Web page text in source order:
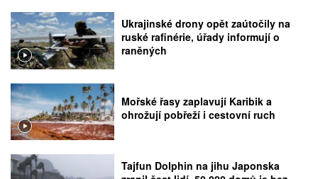
Ukrajinské drony opět zaútočily na
ruské rafinérie, úřady informují o
raněných
Mořské řasy zaplavují Karibik a
ohrožují pobřeží i cestovní ruch
Tajfun Dolphin na jihu Japonska